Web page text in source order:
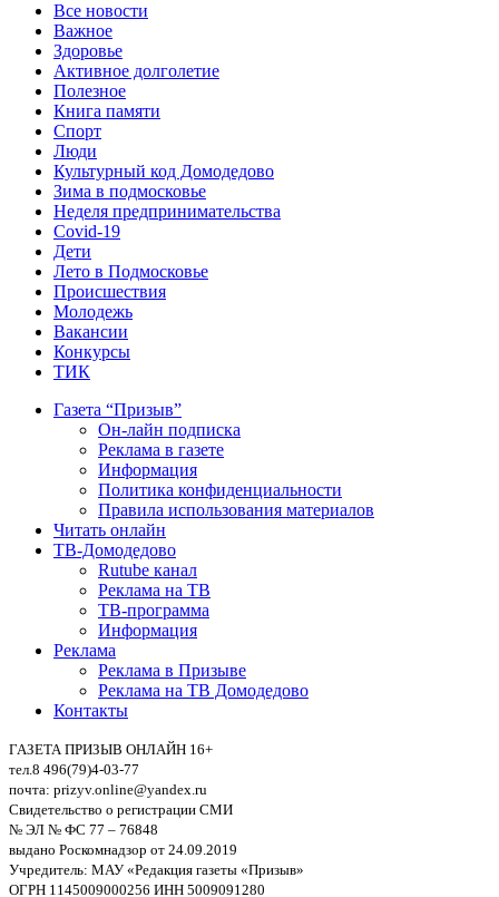
Все новости
Важное
Здоровье
Активное долголетие
Полезное
Книга памяти
Спорт
Люди
Культурный код Домодедово
Зима в подмосковье
Неделя предпринимательства
Covid-19
Дети
Лето в Подмосковье
Происшествия
Молодежь
Вакансии
Конкурсы
ТИК
Газета “Призыв”
Он-лайн подписка
Реклама в газете
Информация
Политика конфиденциальности
Правила использования материалов
Читать онлайн
ТВ-Домодедово
Rutube канал
Реклама на ТВ
ТВ-программа
Информация
Реклама
Реклама в Призыве
Реклама на ТВ Домодедово
Контакты
ГАЗЕТА ПРИЗЫВ ОНЛАЙН 16+
тел.8 496(79)4-03-77
почта: prizyv.online@yandex.ru
Свидетельство о регистрации СМИ
№ ЭЛ № ФС 77 – 76848
выдано Роскомнадзор от 24.09.2019
Учредитель: МАУ «Редакция газеты «Призыв»
ОГРН 1145009000256 ИНН 5009091280